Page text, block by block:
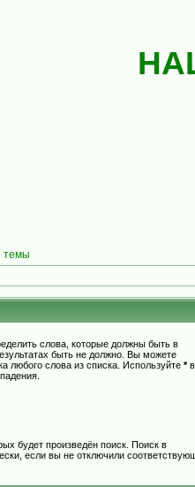
темы
слова, которые должны быть в
быть не должно. Вы можете
любого слова из списка. Используйте *в
будет произведён поиск. Поиск в
если вы не отключили